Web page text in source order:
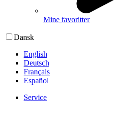
Mine favoritter
Dansk
English
Deutsch
Français
Español
Service